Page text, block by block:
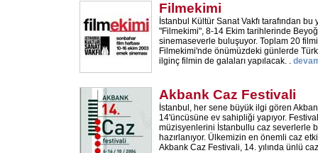
Filmekimi
İstanbul Kültür Sanat Vakfı tarafından
"Filmekimi", 8-14 Ekim tarihlerinde
sinemaseverle buluşuyor. Toplam 20
Filmekimi'nde önümüzdeki günlerde
ilginç filmin de galaları yapılacak. .
Akbank Caz Festivali
İstanbul, her sene büyük ilgi gören
14'üncüsüne ev sahipliği yapıyor.
müzisyenlerini İstanbullu caz severlerle
hazırlanıyor. Ülkemizin en önemli caz
Akbank Caz Festivali, 14. yılında ünlü caz